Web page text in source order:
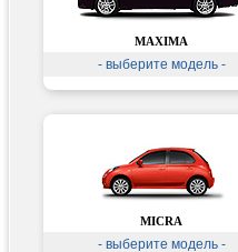
MAXIMA
- выберите модель -
MICRA
- выберите модель -